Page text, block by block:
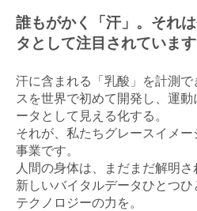
金属・素材
メディカル（医薬品・
医療・介護・福祉
その他
誰もがかく「汗」。それ
タとして注目されています
汗に含まれる「乳酸」を計測
スを世界で初めて開発し、運
ータとして見える化する。
それが、私たちグレースイメ
事業です。
人間の身体は、まだまだ解明さ
新しいバイタルデータひとつ
テクノロジーの力を。